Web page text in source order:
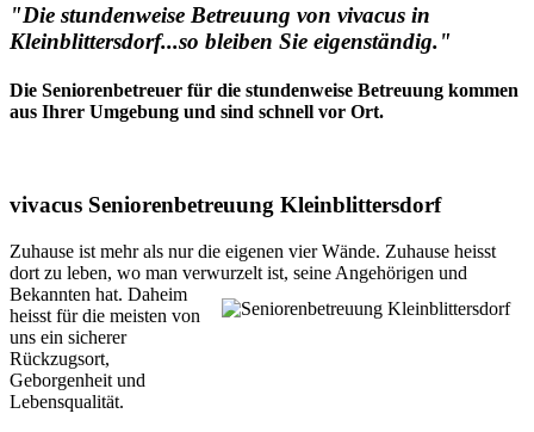
"Die stundenweise Betreuung von vivacus in
Kleinblittersdorf...so bleiben Sie eigenständig."
Die Seniorenbetreuer für die stundenweise Betreuung kommen
aus Ihrer Umgebung und sind schnell vor Ort.
vivacus Seniorenbetreuung Kleinblittersdorf
Zuhause ist mehr als nur die eigenen vier Wände. Zuhause heisst
dort zu leben, wo man verwurzelt ist, seine Angehörigen und
Bekannten hat. Daheim
heisst für die meisten von
uns ein sicherer
Rückzugsort,
Geborgenheit und
Lebensqualität.